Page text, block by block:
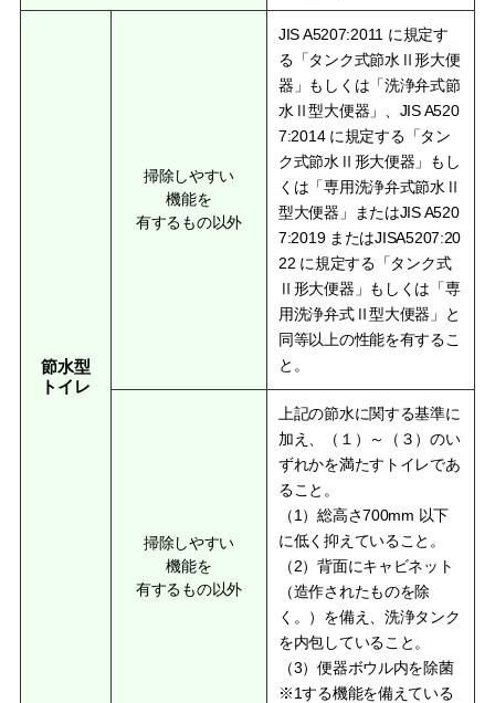
節水型
トイレ
掃除しやすい
機能を
有するもの以外
JIS A5207:2011 に規定す
る「タンク式節水Ⅱ形大便
器」もしくは「洗浄弁式節
水Ⅱ型大便器」、JIS A520
7:2014 に規定する「タン
ク式節水Ⅱ形大便器」もし
くは「専用洗浄弁式節水Ⅱ
型大便器」またはJIS A520
7:2019 またはJISA5207:20
22 に規定する「タンク式
Ⅱ形大便器」もしくは「専
用洗浄弁式Ⅱ型大便器」と
同等以上の性能を有するこ
と。
掃除しやすい
機能を
有するもの以外
上記の節水に関する基準に
加え、（１）～（３）のい
ずれかを満たすトイレであ
ること。
（1）総高さ700mm 以下
に低く抑えていること。
（2）背面にキャビネット
（造作されたものを除
く。）を備え、洗浄タンク
を内包していること。
（3）便器ボウル内を除菌
※1する機能を備えている